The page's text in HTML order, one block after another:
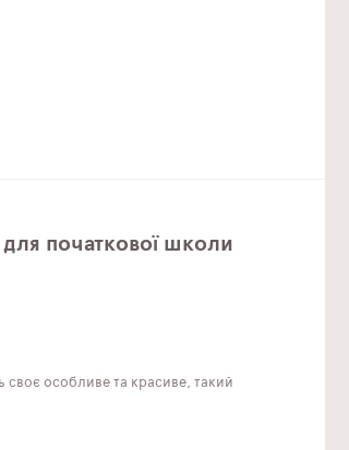
початкової школи
своє особливе та красиве, такий